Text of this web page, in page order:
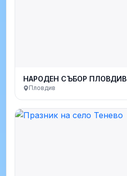
НАРОДЕН СЪБОР ПЛОВДИВ
Пловдив